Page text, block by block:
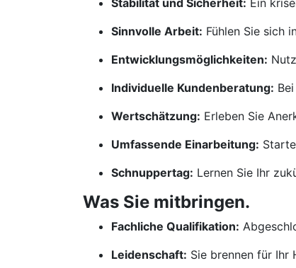
Stabilität und Sicherheit: Ein
Sinnvolle Arbeit: Fühlen Sie sich
Entwicklungsmöglichkeiten:
Individuelle Kundenberatung:
Wertschätzung: Erleben Sie
Umfassende Einarbeitung:
Schnuppertag: Lernen Sie Ihr
Was Sie mitbringen.
Fachliche Qualifikation:
Leidenschaft: Sie brennen für Ihr